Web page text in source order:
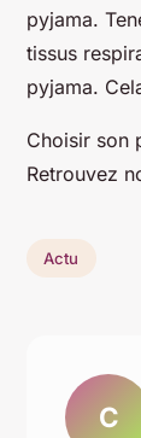
pyjama.
tissus
pyjama.
Choisir son
Retrouvez
Actu
C